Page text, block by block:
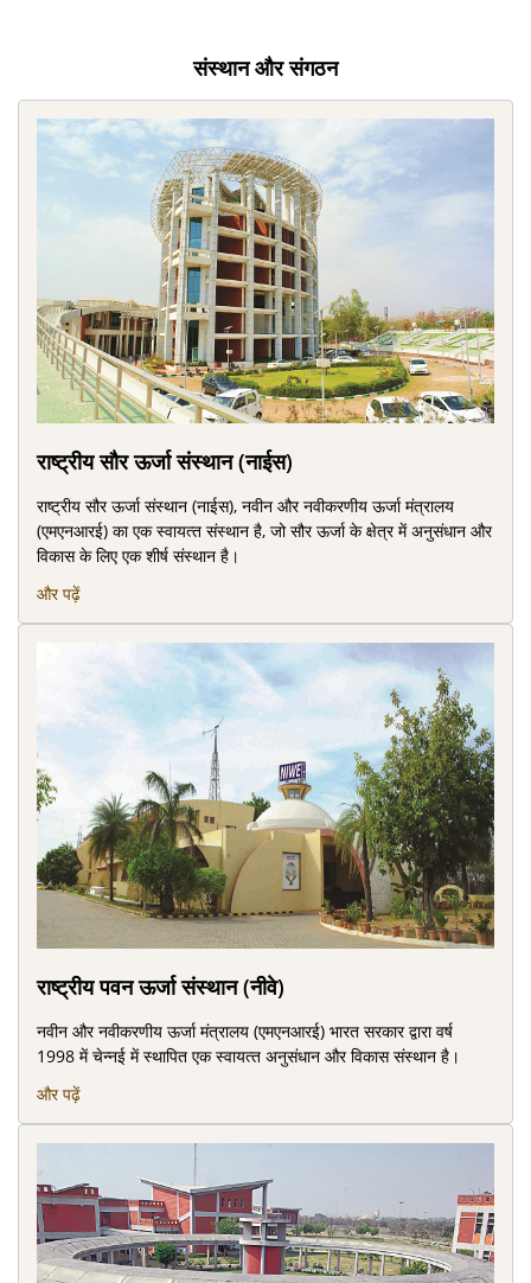
संस्थान और संगठन
राष्‍ट्रीय सौर ऊर्जा संस्‍थान (नाईस)
राष्‍ट्रीय सौर ऊर्जा संस्‍थान (नाईस), नवीन और नवीकरणीय ऊर्जा मंत्रालय
(एमएनआरई) का एक स्‍वायत्‍त संस्‍थान है, जो सौर ऊर्जा के क्षेत्र में अनुसंधान और
विकास के लिए एक शीर्ष संस्‍थान है।
और पढ़ें
राष्‍ट्रीय पवन ऊर्जा संस्‍थान (नीवे)
नवीन और नवीकरणीय ऊर्जा मंत्रालय (एमएनआरई) भारत सरकार द्वारा वर्ष
1998 में चेन्‍नई में स्‍थापित एक स्‍वायत्‍त अनुसंधान और विकास संस्‍थान है।
और पढ़ें